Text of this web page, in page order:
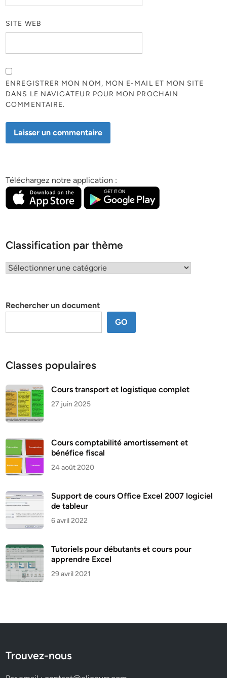
SITE WEB
ENREGISTRER MON NOM, MON E-MAIL ET MON SITE
DANS LE NAVIGATEUR POUR MON PROCHAIN
COMMENTAIRE.
Téléchargez notre application :
Classification par thème
Classification
Rechercher un document
GO
Classes populaires
Cours transport et logistique complet
27 juin 2025
Cours comptabilité amortissement et
bénéfice fiscal
24 août 2020
Support de cours Office Excel 2007 logiciel
de tableur
6 avril 2022
Tutoriels pour débutants et cours pour
apprendre Excel
29 avril 2021
Trouvez-nous